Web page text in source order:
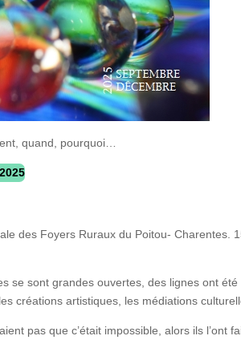
quand, pourquoi…
des Foyers Ruraux du Poitou- Charentes.
se sont grandes ouvertes, des lignes ont
créations artistiques, les médiations
pas que c’était impossible, alors ils l’ont